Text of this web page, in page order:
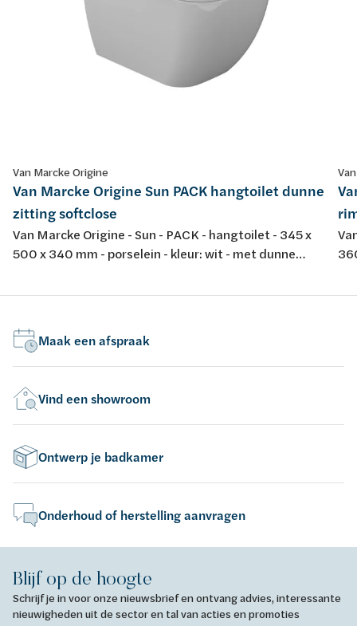
Van Marcke Origine
Van Marcke Origine Sun PACK hangtoilet dunne
zitting softclose
Van Marcke Origine - Sun - PACK - hangtoilet - 345 x
500 x 340 mm - porselein - kleur: wit - met dunne
Maak een afspraak
Vind een showroom
Ontwerp je badkamer
Onderhoud of herstelling aanvragen
Blijf op de hoogte
Schrijf je in voor onze nieuwsbrief en ontvang advies, interessante
nieuwigheden uit de sector en tal van acties en promoties